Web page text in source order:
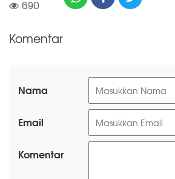
690
Komentar
Nama
Email
Komentar